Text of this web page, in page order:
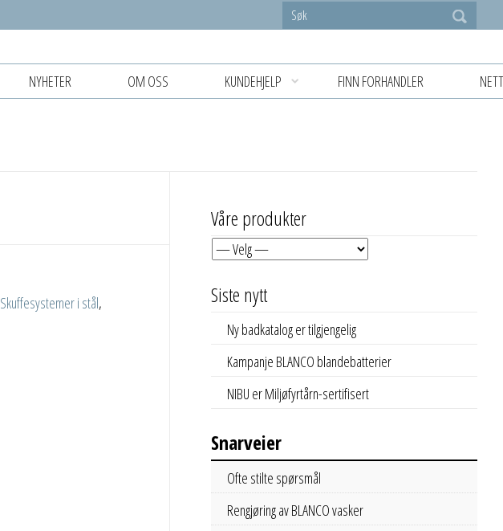
NYHETER OM OSS KUNDEHJELP FINN FORHANDLER
Skuffesystemer i stål,
Våre produkter
Siste nytt
Ny badkatalog er tilgjengelig
Kampanje BLANCO blandebatterier
NIBU er Miljøfyrtårn-sertifisert
Snarveier
Ofte stilte spørsmål
Rengjøring av BLANCO vasker